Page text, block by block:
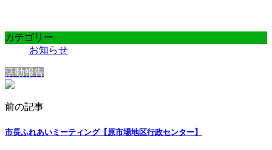
カテゴリー
お知らせ
活動報告
前の記事
市長ふれあいミーティング【原市場地区行政センター】